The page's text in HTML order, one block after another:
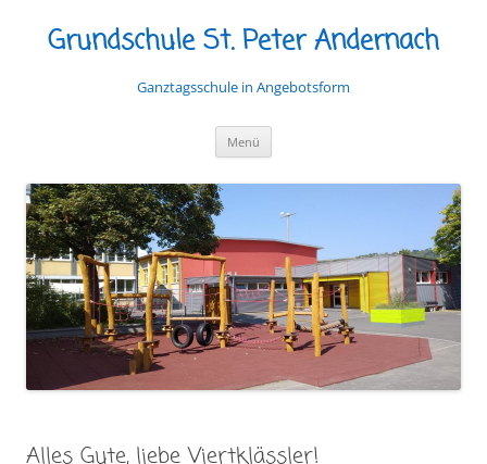
Grundschule St. Peter Andernach
Ganztagsschule in Angebotsform
Menü
Alles Gute, liebe Viertklässler!